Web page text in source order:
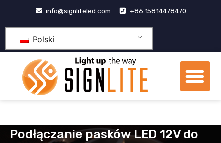
treści
info@signliteled.com +86 15814478470
Polski
Podłączanie pasków LED 12V do